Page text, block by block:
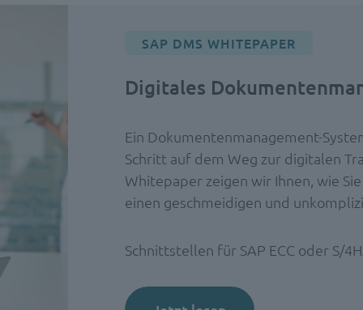
SAP DMS WHITEPAPER
Digitales
Ein Dokumentenmanagement-
Schritt auf dem Weg zur digitalen
Whitepaper zeigen wir Ihnen, wie
einen geschmeidigen und
Schnittstellen für SAP ECC oder S/